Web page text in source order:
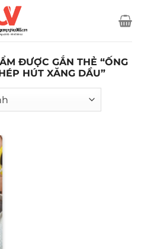
ĐƯỢC GẮN THẺ “ỐNG
HÚT XĂNG DẦU”